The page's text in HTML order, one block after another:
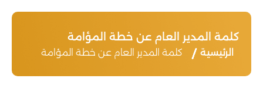
كلمة المدير العام عن خطة المؤامة
الرئيسية كلمة المدير العام عن خطة المؤامة